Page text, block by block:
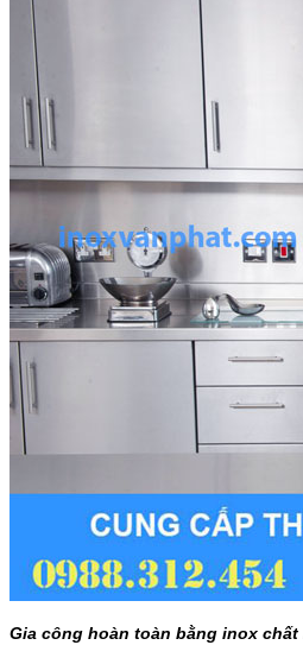
Gia công hoàn toàn bằng inox